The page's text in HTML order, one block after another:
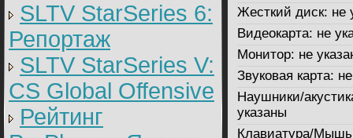
SLTV StarSeries 6:
Репортаж
SLTV StarSeries V:
CS Global Offensive
Рейтинг
Жесткий диск: не
Видеокарта: не
Монитор: не
Звуковая карта:
Наушники/
указаны
Клавиатура/